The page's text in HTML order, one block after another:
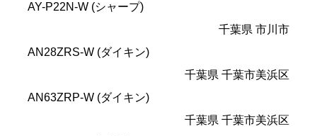
AY-P22N-W (シャープ)
千葉県 市川市
AN28ZRS-W (ダイキン)
千葉県 千葉市美浜区
AN63ZRP-W (ダイキン)
千葉県 千葉市美浜区